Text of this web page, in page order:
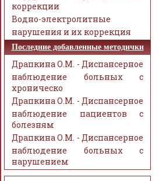
коррекции
Водно-электролитные
нарушения и их коррекция
Последние добавленные методички
Драпкина О.М. - Диспансерное
наблюдение больных с
хроническо
Драпкина О.М. - Диспансерное
наблюдение пациентов с
болезням
Драпкина О.М. - Диспансерное
наблюдение больных с
нарушением